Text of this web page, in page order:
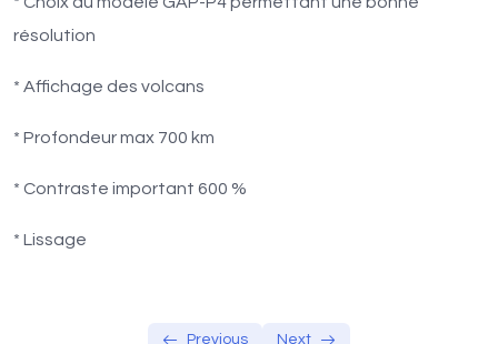
Activité 1 : Logiciel Tectoglob 3D
Exploitation du logiciel Tectoglob 3D/Activité
Exploitation du logiciel Tectoglob 3D/Activité
résolution
* Affichage des volcans
* Profondeur max 700 km
* Contraste important 600 %
* Lissage
Previous Next